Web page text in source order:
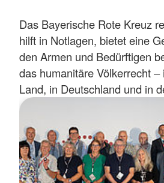
Das Bayerische Rote Kreuz
hilft in Notlagen, bietet eine
den Armen und Bedürftigen
das humanitäre Völkerrecht
Land, in Deutschland und in